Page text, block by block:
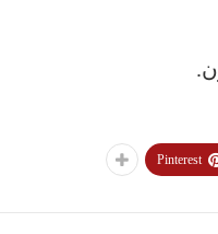
Pinterest